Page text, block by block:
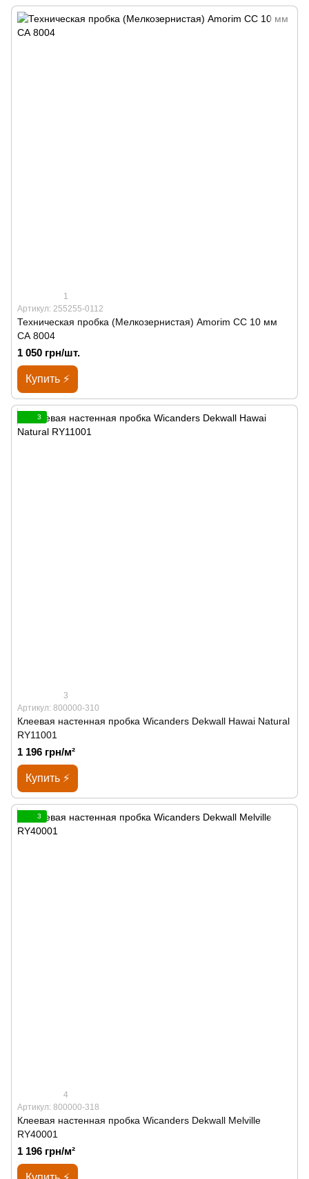
1
Артикул: 255255-0112
Техническая пробка (Мелкозернистая) Amorim CC 10 мм
СА 8004
1 050 грн/шт.
Купить ⚡
3
3
Артикул: 800000-310
Клеевая настенная пробка Wicanders Dekwall Hawai Natural
RY11001
1 196 грн/м²
Купить ⚡
3
4
Артикул: 800000-318
Клеевая настенная пробка Wicanders Dekwall Melville
RY40001
1 196 грн/м²